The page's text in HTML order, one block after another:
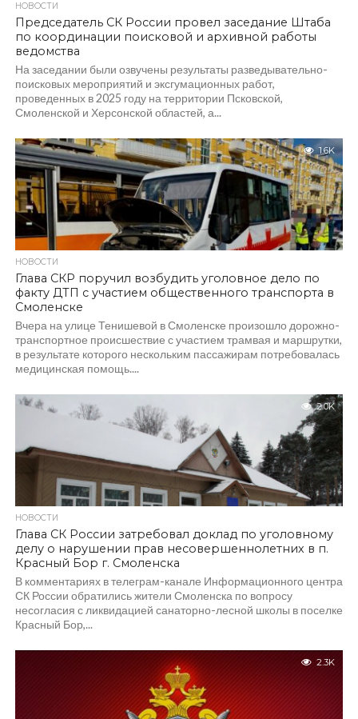
НОВОСТИ
Председатель СК России провел заседание Штаба
по координации поисковой и архивной работы
ведомства
На заседании были озвучены результаты разведывательно-
поисковых мероприятий и эксгумационных работ,
проведенных в 2025 году на территории Псковской,
Смоленской и Херсонской областей, а...
1.6K
НОВОСТИ
Глава СКР поручил возбудить уголовное дело по
факту ДТП с участием общественного транспорта в
Смоленске
Вчера на улице Тенишевой в Смоленске произошло дорожно-
транспортное происшествие с участием трамвая и маршрутки,
в результате которого нескольким пассажирам потребовалась
медицинская помощь....
2.0K
НОВОСТИ
Глава СК России затребовал доклад по уголовному
делу о нарушении прав несовершеннолетних в п.
Красный Бор г. Смоленска
В комментариях в телеграм-канале Информационного центра
СК России обратились жители Смоленска по вопросу
несогласия с ликвидацией санаторно-лесной школы в поселке
Красный Бор,...
2.3K